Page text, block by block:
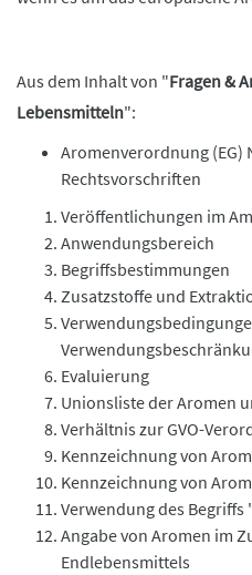
Aus dem Inhalt von "Fragen &
Lebensmitteln":
Aromenverordnung (EG)
Rechtsvorschriften
Veröffentlichungen im
Anwendungsbereich
Begriffsbestimmungen
Zusatzstoffe und
Evaluierung
Unionsliste der Aromen
Verhältnis zur GVO-
Kennzeichnung von
Kennzeichnung von
Verwendung des
Angabe von Aromen im
Endlebensmittels